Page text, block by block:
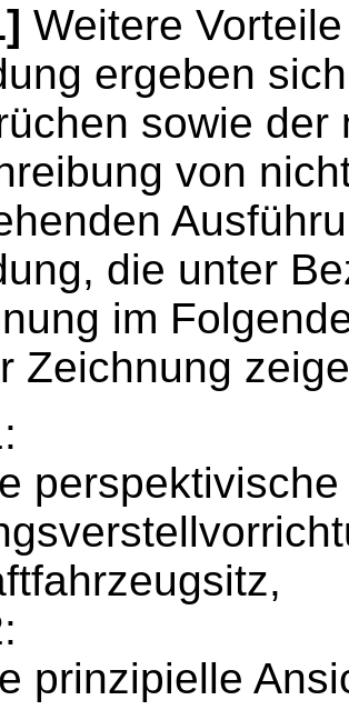
Weitere
ergeben
sowie der
von
die unter
im
Zeichnung
prinzipielle